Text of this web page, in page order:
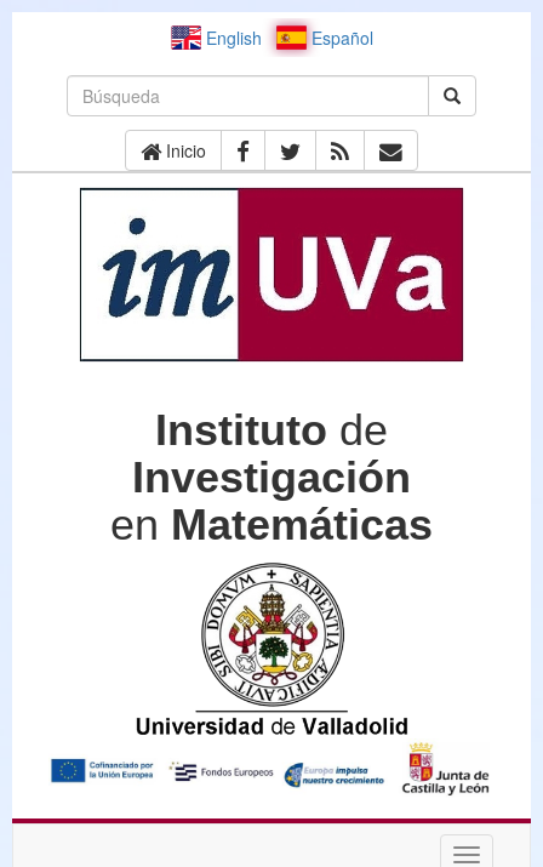
English Español
Inicio
Instituto de
Investigación
en Matemáticas
Desplegar